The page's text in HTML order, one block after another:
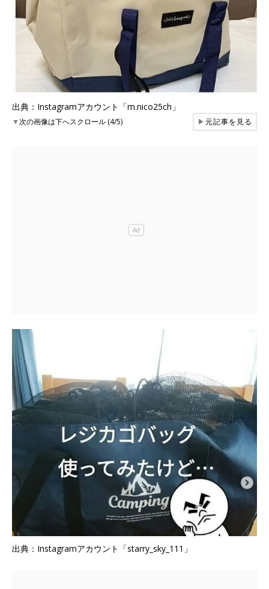
出典：Instagramアカウント「m.nico25ch」
▼次の画像は下へスクロール (4/5) ▶元記事を見る
出典：Instagramアカウント「starry_sky_111」